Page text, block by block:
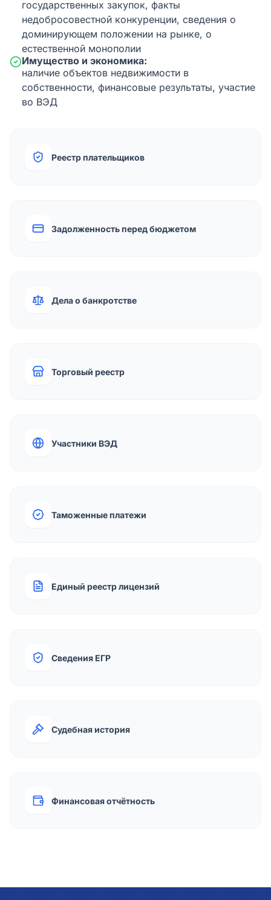
государственных закупок, факты
недобросовестной конкуренции, сведения о
доминирующем положении на рынке, о
естественной монополии
Имущество и экономика:
наличие объектов недвижимости в
собственности, финансовые результаты, участие
во ВЭД
Реестр плательщиков
Задолженность перед бюджетом
Дела о банкротстве
Торговый реестр
Участники ВЭД
Таможенные платежи
Единый реестр лицензий
Сведения ЕГР
Судебная история
Финансовая отчётность